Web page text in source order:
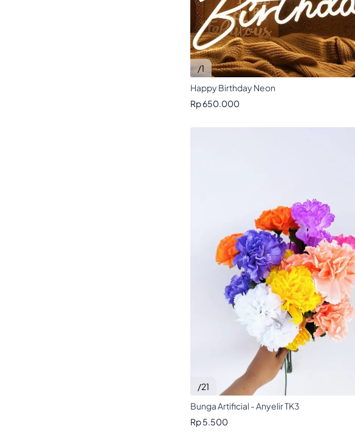
/1
Happy Birthday Neon
Rp 650.000
/21
Bunga Artificial - Anyelir TK3
Rp 5.500